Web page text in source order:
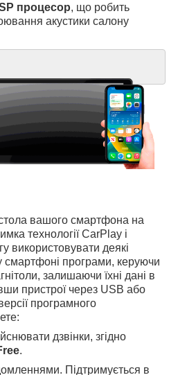
процесор, що робить
акустики салону
вашого смартфона на
технології CarPlay і
використовувати деякі
смартфоні програми, керуючи
залишаючи їхні дані в
пристрої через USB або
програмного
дзвінки, згідно
.
Підтримується в